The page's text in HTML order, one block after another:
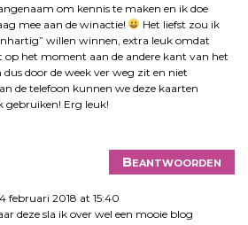
om kennis te maken en ik doe
mee aan de winactie!
Het liefst zou ik
willen winnen, extra leuk omdat
op het moment aan de andere kant van het
door de week ver weg zit en niet
de telefoon kunnen we deze kaarten
gebruiken! Erg leuk!
Beantwoorden
februari 2018 at 15:40
deze sla ik over wel een mooie blog